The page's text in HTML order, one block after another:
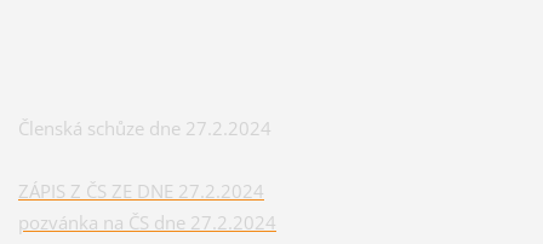
Členská schůze dne 27.2.2024
ZÁPIS Z ČS ZE DNE 27.2.2024
pozvánka na ČS dne 27.2.2024